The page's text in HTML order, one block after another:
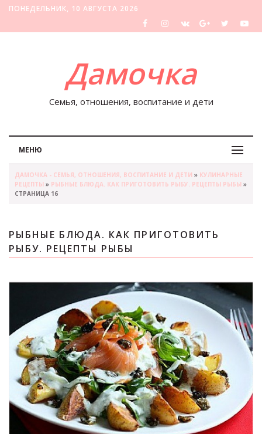
ПОНЕДЕЛЬНИК, 10 АВГУСТА 2026
Дамочка
Семья, отношения, воспитание и дети
МЕНЮ
ДАМОЧКА - СЕМЬЯ, ОТНОШЕНИЯ, ВОСПИТАНИЕ И ДЕТИ » КУЛИНАРНЫЕ
РЕЦЕПТЫ » РЫБНЫЕ БЛЮДА. КАК ПРИГОТОВИТЬ РЫБУ. РЕЦЕПТЫ РЫБЫ »
СТРАНИЦА 16
РЫБНЫЕ БЛЮДА. КАК ПРИГОТОВИТЬ
РЫБУ. РЕЦЕПТЫ РЫБЫ